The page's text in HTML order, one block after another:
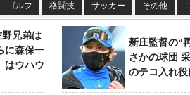
ゴルフ 格闘技 サッカー その他
兄弟は
に森保一
はウハウ
新庄監督の“
さかの球団
のテコ入れ